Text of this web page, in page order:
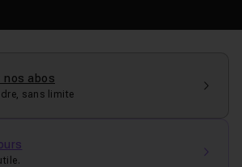
nos abos
sans limite